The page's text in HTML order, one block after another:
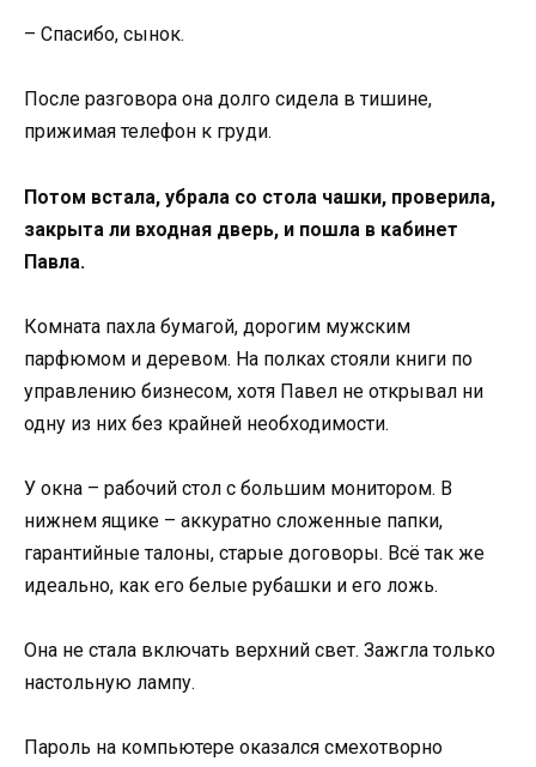
– Спасибо, сынок.
После разговора она долго сидела в тишине,
прижимая телефон к груди.
Потом встала, убрала со стола чашки, проверила,
закрыта ли входная дверь, и пошла в кабинет
Павла.
Комната пахла бумагой, дорогим мужским
парфюмом и деревом. На полках стояли книги по
управлению бизнесом, хотя Павел не открывал ни
одну из них без крайней необходимости.
У окна – рабочий стол с большим монитором. В
нижнем ящике – аккуратно сложенные папки,
гарантийные талоны, старые договоры. Всё так же
идеально, как его белые рубашки и его ложь.
Она не стала включать верхний свет. Зажгла только
настольную лампу.
Пароль на компьютере оказался смехотворно